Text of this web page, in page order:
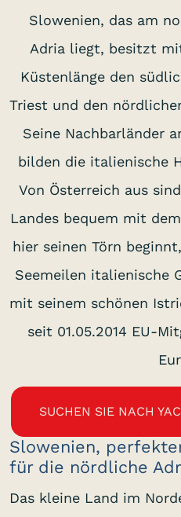
Slowenien, das am
Adria liegt, besitzt
Küstenlänge den
Triest und den
Seine Nachbarländer
bilden die italienische
Von Österreich aus
Landes bequem mit
hier seinen Törn
Seemeilen italienische
mit seinem schönen
seit 01.05.2014 EU-
SUCHEN SIE NACH
Slowenien,
für die nördliche
Das kleine Land im